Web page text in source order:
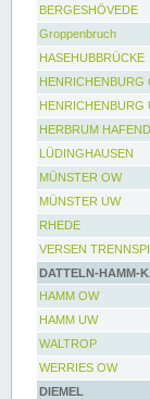
BERGESHÖVEDE
Groppenbruch
HASEHUBBRÜCKE
HENRICHENBURG
HENRICHENBURG
HERBRUM
LÜDINGHAUSEN
MÜNSTER OW
MÜNSTER UW
RHEDE
VERSEN
DATTELN-HAMM-
HAMM OW
HAMM UW
WALTROP
WERRIES OW
DIEMEL